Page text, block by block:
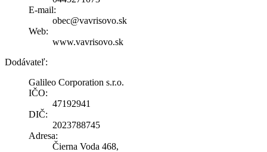
E-mail:
obec@vavrisovo.sk
Web:
www.vavrisovo.sk
Dodávateľ:
Galileo Corporation s.r.o.
IČO:
47192941
DIČ:
2023788745
Adresa:
Čierna Voda 468,